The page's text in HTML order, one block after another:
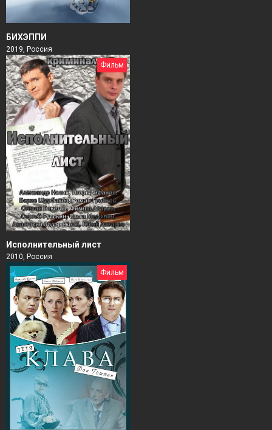
БИХЭППИ
2019, Россия
Фильм
Исполнительный лист
2010, Россия
Фильм